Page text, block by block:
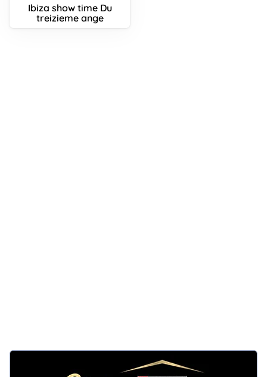
Ibiza show time Du
treizieme ange